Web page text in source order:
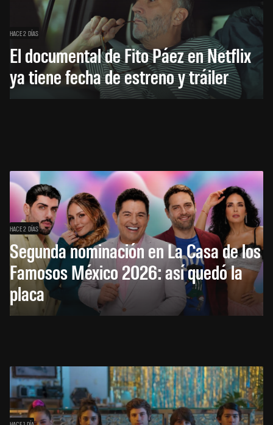
HACE 2 DÍAS
El documental de Fito Páez en Netflix
ya tiene fecha de estreno y tráiler
HACE 2 DÍAS
Segunda nominación en La Casa de los
Famosos México 2026: así quedó la
placa